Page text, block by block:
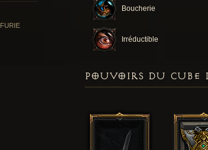
Boucherie
Irréductible
FURIE
POUVOIRS DU CUBE